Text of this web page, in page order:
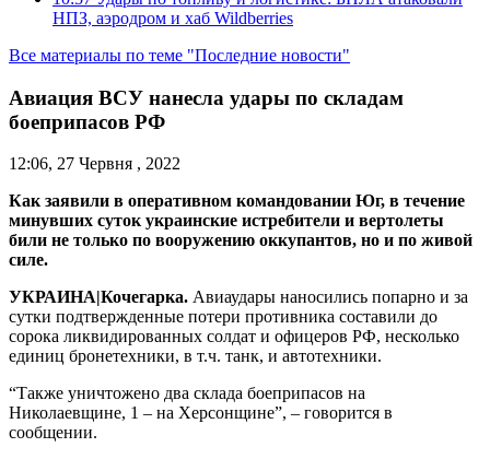
НПЗ, аэродром и хаб Wildberries
Все материалы по теме "Последние новости"
Авиация ВСУ нанесла удары по складам
боеприпасов РФ
12:06, 27 Червня , 2022
Как заявили в оперативном командовании Юг, в течение
минувших суток украинские истребители и вертолеты
били не только по вооружению оккупантов, но и по живой
силе.
УКРАИНА|Кочегарка. Авиаудары наносились попарно и за
сутки подтвержденные потери противника составили до
сорока ликвидированных солдат и офицеров РФ, несколько
единиц бронетехники, в т.ч. танк, и автотехники.
“Также уничтожено два склада боеприпасов на
Николаевщине, 1 – на Херсонщине”, – говорится в
сообщении.